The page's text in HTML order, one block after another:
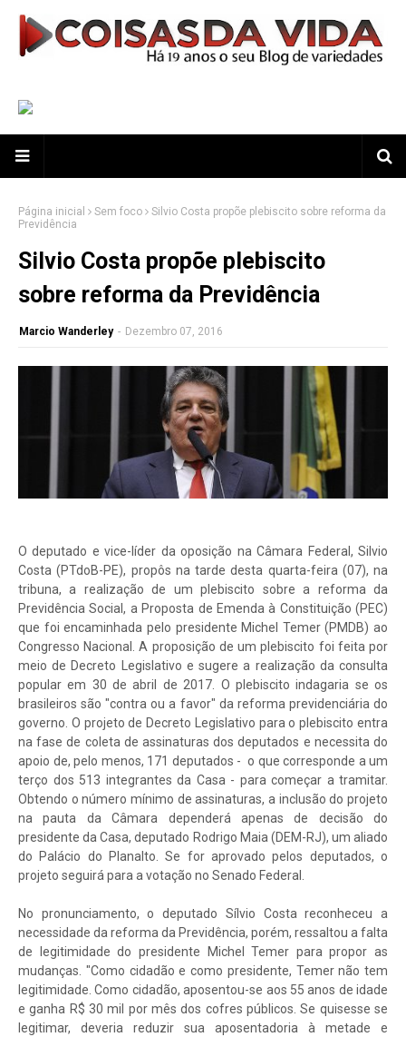
Página inicial Sem foco
Silvio Costa propõe plebiscito sobre reforma da
Previdência
Silvio Costa propõe plebiscito
sobre reforma da Previdência
Marcio Wanderley - Dezembro 07, 2016
O deputado e vice-líder da oposição na Câmara Federal, Silvio
Costa (PTdoB-PE), propôs na tarde desta quarta-feira (07), na
tribuna, a realização de um plebiscito sobre a reforma da
Previdência Social, a Proposta de Emenda à Constituição (PEC)
que foi encaminhada pelo presidente Michel Temer (PMDB) ao
Congresso Nacional. A proposição de um plebiscito foi feita por
meio de Decreto Legislativo e sugere a realização da consulta
popular em 30 de abril de 2017. O plebiscito indagaria se os
brasileiros são "contra ou a favor" da reforma previdenciária do
governo. O projeto de Decreto Legislativo para o plebiscito entra
na fase de coleta de assinaturas dos deputados e necessita do
apoio de, pelo menos, 171 deputados - o que corresponde a um
terço dos 513 integrantes da Casa - para começar a tramitar.
Obtendo o número mínimo de assinaturas, a inclusão do projeto
na pauta da Câmara dependerá apenas de decisão do
presidente da Casa, deputado Rodrigo Maia (DEM-RJ), um aliado
do Palácio do Planalto. Se for aprovado pelos deputados, o
projeto seguirá para a votação no Senado Federal.
No pronunciamento, o deputado Sílvio Costa reconheceu a
necessidade da reforma da Previdência, porém, ressaltou a falta
de legitimidade do presidente Michel Temer para propor as
mudanças. "Como cidadão e como presidente, Temer não tem
legitimidade. Como cidadão, aposentou-se aos 55 anos de idade
e ganha R$ 30 mil por mês dos cofres públicos. Se quisesse se
legitimar, deveria reduzir sua aposentadoria à metade e